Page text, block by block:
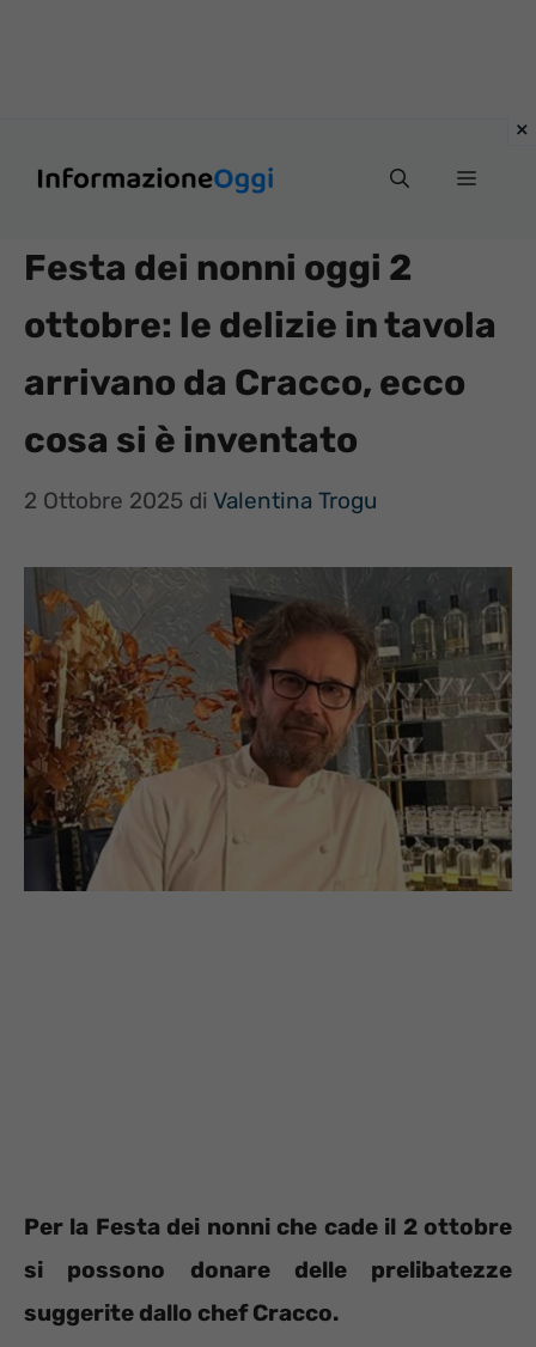
Menu
Festa dei nonni oggi 2
ottobre: le delizie in tavola
arrivano da Cracco, ecco
cosa si è inventato
2 Ottobre 2025 di Valentina Trogu
Per la Festa dei nonni che cade il 2 ottobre
si possono donare delle prelibatezze
suggerite dallo chef Cracco.